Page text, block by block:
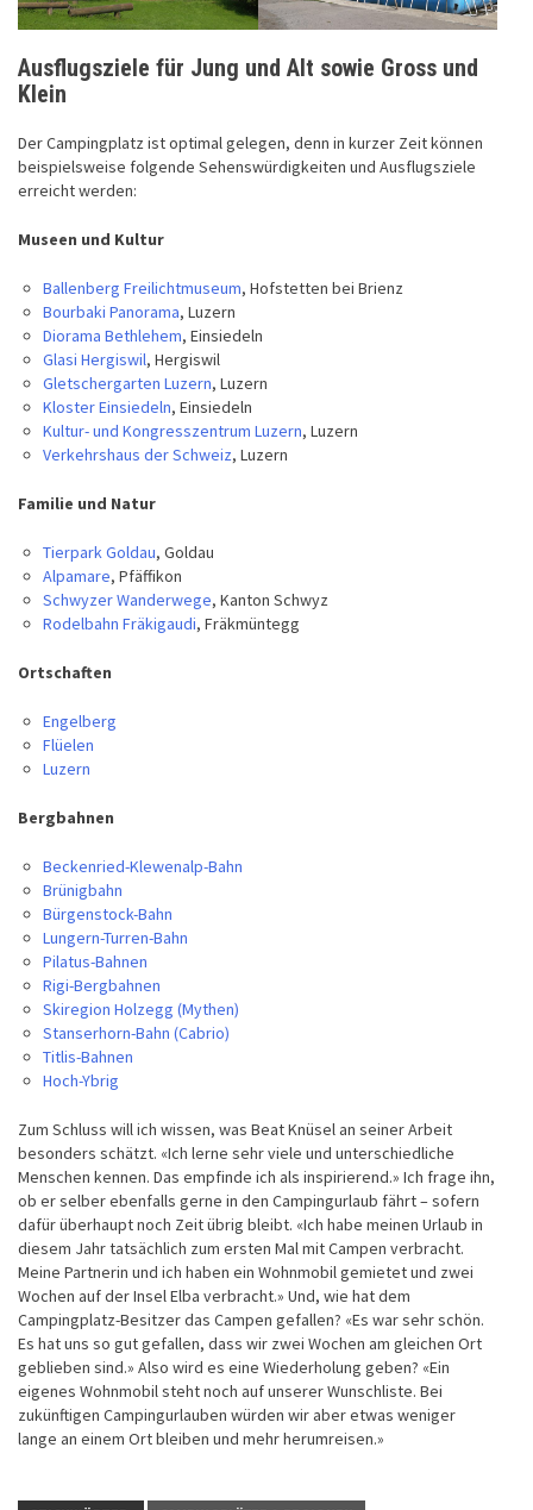
Ausflugsziele für Jung und Alt sowie Gross und
Klein
Der Campingplatz ist optimal gelegen, denn in kurzer Zeit können
beispielsweise folgende Sehenswürdigkeiten und Ausflugsziele
erreicht werden:
Museen und Kultur
Ballenberg Freilichtmuseum, Hofstetten bei Brienz
Bourbaki Panorama, Luzern
Diorama Bethlehem, Einsiedeln
Glasi Hergiswil, Hergiswil
Gletschergarten Luzern, Luzern
Kloster Einsiedeln, Einsiedeln
Kultur- und Kongresszentrum Luzern, Luzern
Verkehrshaus der Schweiz, Luzern
Familie und Natur
Tierpark Goldau, Goldau
Alpamare, Pfäffikon
Schwyzer Wanderwege, Kanton Schwyz
Rodelbahn Fräkigaudi, Fräkmüntegg
Ortschaften
Engelberg
Flüelen
Luzern
Bergbahnen
Beckenried-Klewenalp-Bahn
Brünigbahn
Bürgenstock-Bahn
Lungern-Turren-Bahn
Pilatus-Bahnen
Rigi-Bergbahnen
Skiregion Holzegg (Mythen)
Stanserhorn-Bahn (Cabrio)
Titlis-Bahnen
Hoch-Ybrig
Zum Schluss will ich wissen, was Beat Knüsel an seiner Arbeit
besonders schätzt. «Ich lerne sehr viele und unterschiedliche
Menschen kennen. Das empfinde ich als inspirierend.» Ich frage ihn,
ob er selber ebenfalls gerne in den Campingurlaub fährt – sofern
dafür überhaupt noch Zeit übrig bleibt. «Ich habe meinen Urlaub in
diesem Jahr tatsächlich zum ersten Mal mit Campen verbracht.
Meine Partnerin und ich haben ein Wohnmobil gemietet und zwei
Wochen auf der Insel Elba verbracht.» Und, wie hat dem
Campingplatz-Besitzer das Campen gefallen? «Es war sehr schön.
Es hat uns so gut gefallen, dass wir zwei Wochen am gleichen Ort
geblieben sind.» Also wird es eine Wiederholung geben? «Ein
eigenes Wohnmobil steht noch auf unserer Wunschliste. Bei
zukünftigen Campingurlauben würden wir aber etwas weniger
lange an einem Ort bleiben und mehr herumreisen.»